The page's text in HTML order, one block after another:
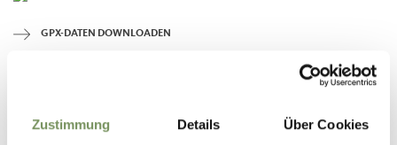
Zustimmung Details Über Cookies
GPX-DATEN DOWNLOADEN
39010 Tisens/Prissian